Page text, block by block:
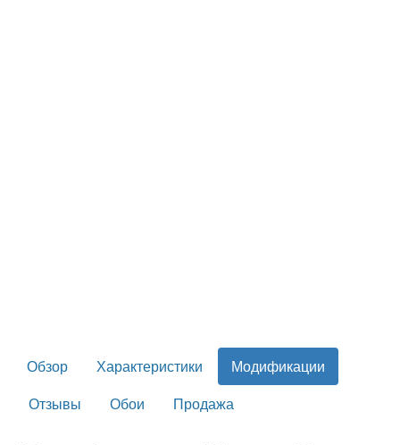
Обзор Характеристики
Модификации
Отзывы
Обои Продажа